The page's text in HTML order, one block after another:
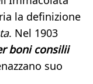
la definizione
. Nel 1903
boni consilii
suo